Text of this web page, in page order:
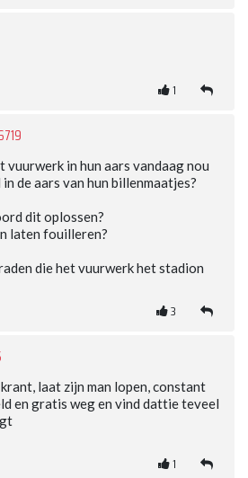
1
vuurwerk in hun aars vandaag nou
de aars van hun billenmaatjes?
dit oplossen?
laten fouilleren?
die het vuurwerk het stadion
3
laat zijn man lopen, constant
en gratis weg en vind dattie teveel
1